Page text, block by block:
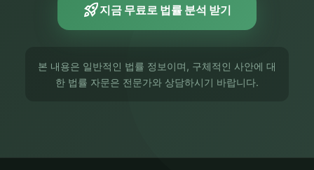
rocket_launch지금 무료로 법률 분석 받기
본 내용은 일반적인 법률 정보이며, 구체적인 사안에 대
한 법률 자문은 전문가와 상담하시기 바랍니다.